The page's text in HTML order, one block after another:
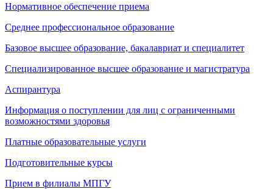
Нормативное обеспечение приема
Среднее профессиональное образование
Базовое высшее образование, бакалавриат и специалитет
Специализированное высшее образование и магистратура
Аспирантура
Информация о поступлении для лиц с ограниченными
возможностями здоровья
Платные образовательные услуги
Подготовительные курсы
Прием в филиалы МПГУ